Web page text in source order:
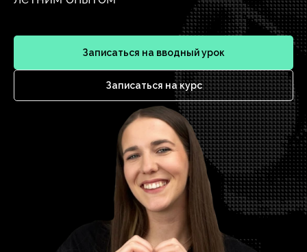
Записаться на вводный урок
Записаться на курс